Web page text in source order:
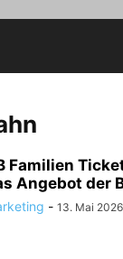
Familien
Angebot der
- 13. Mai 2026